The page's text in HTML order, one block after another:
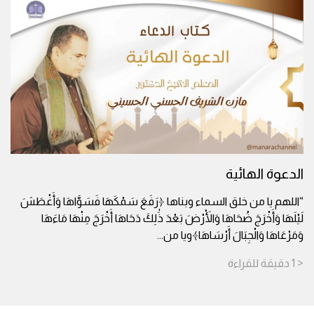
الدعوة الهائية
“اللهم يا من خلق السماء وبناها ﴿رَفَعَ سَمْكَهَا فَسَوَّاهَا وَأَغْطَشَ
لَيْلَهَا وَأَخْرَجَ ضُحَاهَا وَالْأَرْضَ بَعْدَ ذَٰلِكَ دَحَاهَا أَخْرَجَ مِنْهَا مَاءَهَا
وَمَرْعَاهَا وَالْجِبَالَ أَرْسَاهَا﴾ويا من...
< 1 دقيقة للقراءة